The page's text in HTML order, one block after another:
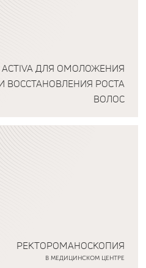
ACTIVA ДЛЯ ОМОЛОЖЕНИЯ
ВОССТАНОВЛЕНИЯ РОСТА
ВОЛОС
РЕКТОРОМАНОСКОПИЯ
В МЕДИЦИНСКОМ ЦЕНТРЕ